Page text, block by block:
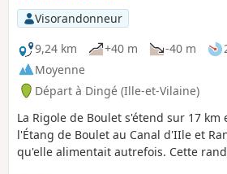
Visorandonneur
9,24 km
+40 m -40 m
Moyenne
Départ à Dingé (Ille-et-Vilaine)
La Rigole de Boulet s'étend sur 17 km
l'Étang de Boulet au Canal d'IIle et
qu'elle alimentait autrefois. Cette